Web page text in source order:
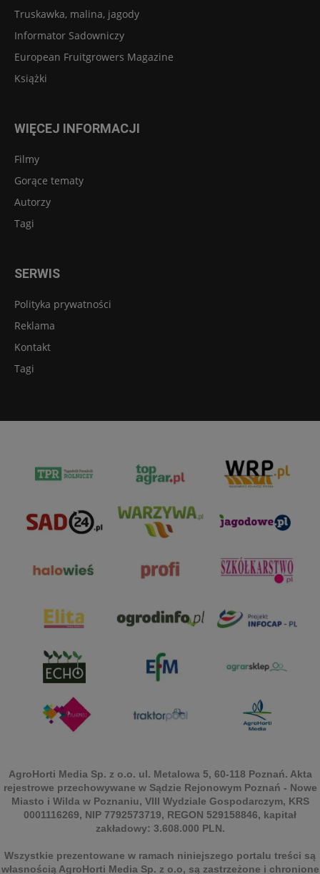
Truskawka, malina, jagody
Informator Sadowniczy
European Fruitgrowers Magazine
Książki
WIĘCEJ INFORMACJI
Filmy
Gorące tematy
Autorzy
Tagi
SERWIS
Polityka prywatności
Reklama
Kontakt
Tagi
AgroHorti Media Sp. z o.o. ul. Metalowa 5, 60-118 Poznań. Akta
rejestrowe przechowywane w Sądzie Rejonowym Poznań - Nowe
Miasto i Wilda w Poznaniu, VIII Wydziale Gospodarczym, KRS
0001116269, NIP 7792573719, REGON 529158846, kapitał
zakładowy: 3.608.000 PLN.
Wszystkie prezentowane w ramach niniejszego portalu treści są
własnością AgroHorti Media Sp. z o.o, są zastrzeżone i chronione